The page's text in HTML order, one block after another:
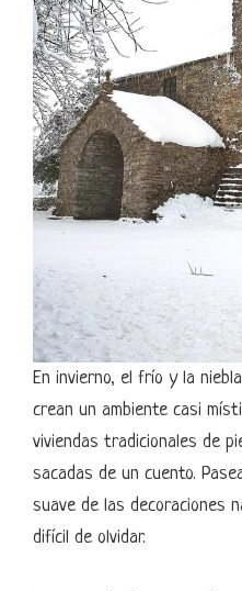
En invierno, el frío y la
crean un ambiente casi
viviendas tradicionales de
sacadas de un cuento.
suave de las decoraciones
difícil de olvidar.